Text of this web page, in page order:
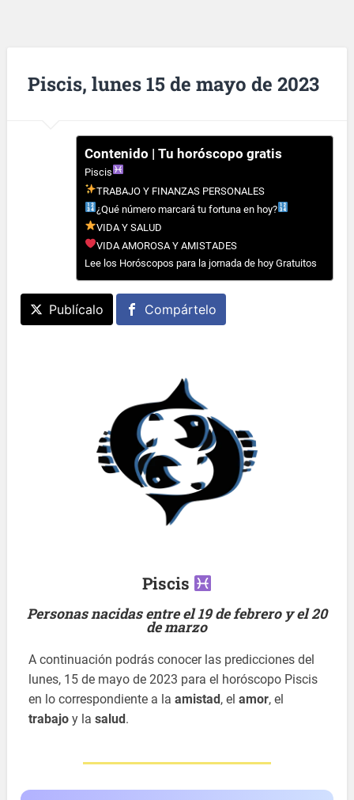
Piscis, lunes 15 de mayo de 2023
Contenido | Tu horóscopo gratis
Piscis
TRABAJO Y FINANZAS PERSONALES
¿Qué número marcará tu fortuna en hoy?
VIDA Y SALUD
VIDA AMOROSA Y AMISTADES
Lee los Horóscopos para la jornada de hoy Gratuitos
Publícalo Compártelo
Piscis
Personas nacidas entre el 19 de febrero y el 20
de marzo
A continuación podrás conocer las predicciones del
lunes, 15 de mayo de 2023 para el horóscopo Piscis
en lo correspondiente a laamistad , elamor, el
trabajo y lasalud .